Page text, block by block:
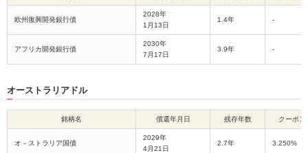
欧州復興開発銀行債
2028年
1月13日
1.4年 -
アフリカ開発銀行債
2030年
7月17日
3.9年 -
オーストラリアドル
銘柄名 償還年月日 残存年数 クーポン
オ－ストラリア国債
2029年
4月21日
2.7年 3.250%